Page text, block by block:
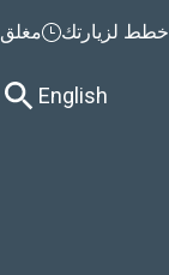
خطط لزيارتك مغلق
English